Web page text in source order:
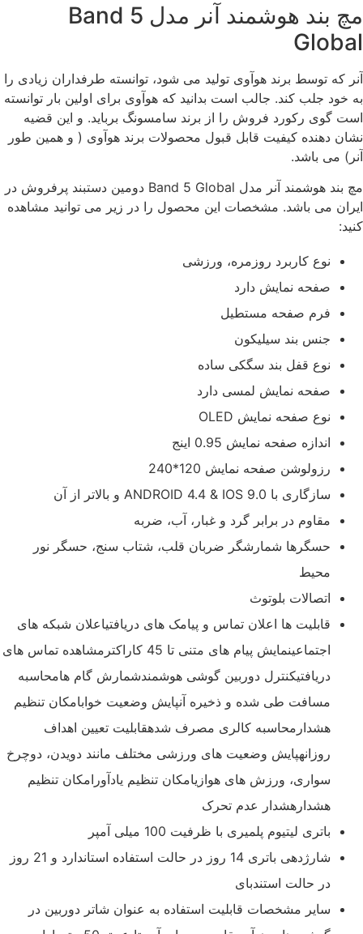
مچ بند هوشمند آنر مدل Band 5
Global
آنر که توسط برند هوآوی تولید می شود، توانسته طرفداران زیادی را
به خود جلب کند. جالب است بدانید که هوآوی برای اولین بار توانسته
است گوی رکورد فروش را از برند سامسونگ برباید. و این قضیه
نشان دهنده کیفیت قابل قبول محصولات برند هوآوی ( و همین طور
آنر) می باشد.
مچ بند هوشمند آنر مدل Band 5 Global دومین دستبند پرفروش در
ایران می باشد. مشخصات این محصول را در زیر می توانید مشاهده
کنید:
نوع کاربرد روزمره، ورزشی
صفحه نمایش دارد
فرم صفحه مستطیل
جنس بند سیلیکون
نوع قفل بند سگکی ساده
صفحه نمایش لمسی دارد
نوع صفحه نمایش OLED
اندازه صفحه نمایش 0.95 اینج
رزولوشن صفحه نمایش 120*240
سازگاری با ANDROID 4.4 & IOS 9.0 و بالاتر از آن
مقاوم در برابر گرد و غبار، آب، ضربه
حسگرها شمارشگر ضربان قلب، شتاب سنج، حسگر نور
محیط
اتصالات بلوتوث
قابلیت ها اعلان تماس و پیامک های دریافتیاعلان شبکه های
اجتماعینمایش پیام های متنی تا 45 کاراکترمشاهده تماس های
دریافتیکنترل دوربین گوشی هوشمندشمارش گام هامحاسبه
مسافت طی شده و ذخیره آنپایش وضعیت خوابامکان تنظیم
هشدارمحاسبه کالری مصرف شدهقابلیت تعیین اهداف
روزانهپایش وضعیت های ورزشی مختلف مانند دویدن، دوچرخ
سواری، ورزش های هوازیامکان تنظیم یادآورامکان تنظیم
هشدارهشدار عدم تحرک
باتری لیتیوم پلمیری با ظرفیت 100 میلی آمپر
شارژدهی باتری 14 روز در حالت استفاده استاندارد و 21 روز
در حالت استندبای
سایر مشخصات قابلیت استفاده به عنوان شاتر دوربین در